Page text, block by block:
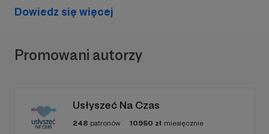
talentów kobiet i mężczyzn oraz budowaniem
Dowiedz się więcej
Promowani autorzy
Usłyszeć Na Czas
248 patronów 10950 zł miesięcznie